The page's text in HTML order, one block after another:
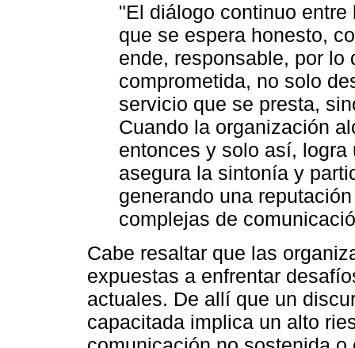
"El diálogo continuo
que se espera honesto,
ende, responsable, por lo
comprometida, no solo
servicio que se presta,
Cuando la organización
entonces y solo así,
asegura la sintonía y
generando una
complejas de
Cabe resaltar que las
expuestas a enfrentar
actuales. De allí que un
capacitada implica un alto